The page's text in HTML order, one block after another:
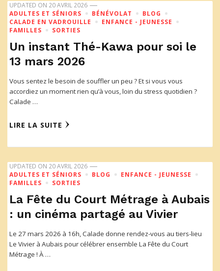
UPDATED ON 20 AVRIL 2026
ADULTES ET SÉNIORS
BÉNÉVOLAT
BLOG
CALADE EN VADROUILLE
ENFANCE - JEUNESSE
FAMILLES
SORTIES
Un instant Thé-Kawa pour soi le
13 mars 2026
Vous sentez le besoin de souffler un peu ? Et si vous vous
accordiez un moment rien qu’à vous, loin du stress quotidien ?
Calade …
LIRE LA SUITE
UPDATED ON 20 AVRIL 2026
ADULTES ET SÉNIORS
BLOG
ENFANCE - JEUNESSE
FAMILLES
SORTIES
La Fête du Court Métrage à Aubais
: un cinéma partagé au Vivier
Le 27 mars 2026 à 16h, Calade donne rendez-vous au tiers-lieu
Le Vivier à Aubais pour célébrer ensemble La Fête du Court
Métrage ! À …